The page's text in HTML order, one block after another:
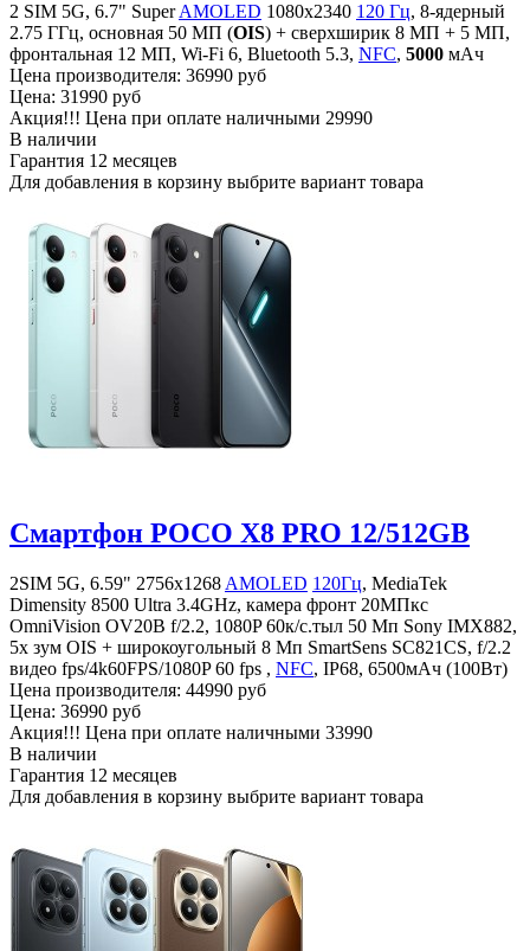
2 SIM 5G, 6.7" SuperAMOLED 1080x2340 120 Гц, 8-ядерный
2.75 ГГц, основная 50 МП (OIS) + сверхширик 8 МП + 5 МП,
фронтальная 12 МП, Wi-Fi 6, Bluetooth 5.3, NFC, 5000 мАч
Цена производителя: 36990 руб
Цена: 31990 руб
Акция!!! Цена при оплате наличными 29990
В наличии
Гарантия 12 месяцев
Для добавления в корзину выбрите вариант товара
Смартфон POCO X8 PRO 12/512GB
2SIM 5G, 6.59" 2756x1268 AMOLED 120Гц, MediaTek
Dimensity 8500 Ultra 3.4GHz, камера фронт 20MПкс
OmniVision OV20B f/2.2, 1080P 60к/c.тыл 50 Мп Sony IMX882,
5x зум OIS + широкоугольный 8 Мп SmartSens SC821CS, f/2.2
видео fps/4k60FPS/1080P 60 fps , NFC, IP68, 6500мАч (100Вт)
Цена производителя: 44990 руб
Цена: 36990 руб
Акция!!! Цена при оплате наличными 33990
В наличии
Гарантия 12 месяцев
Для добавления в корзину выбрите вариант товара